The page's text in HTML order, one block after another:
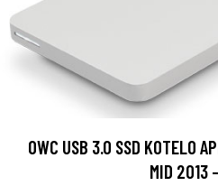
OWC USB 3.0 SSD KOTELO
MID 2013